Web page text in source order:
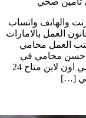
ساعة عبر الإنترنت والهاتف واتساب
العمل بالامارات
العمل محامي
احسن محامي في
ابوظبي واتساب: 00971555570005 اسال محامي اون لاين متاح 24
في […]